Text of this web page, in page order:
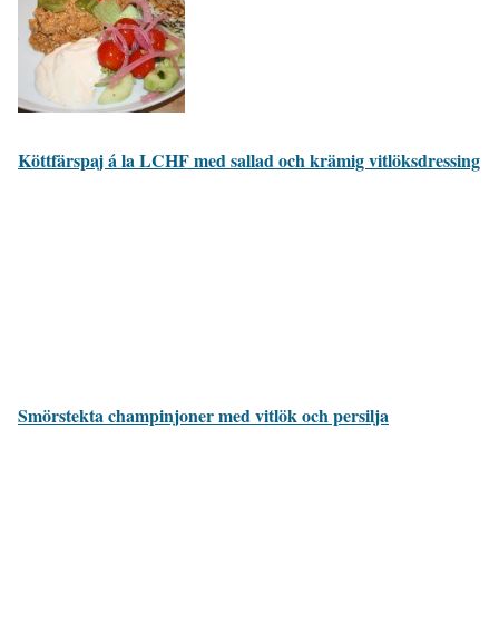
Köttfärspaj á la LCHF med sallad och krämig vitlöksdressing
Smörstekta champinjoner med vitlök och persilja